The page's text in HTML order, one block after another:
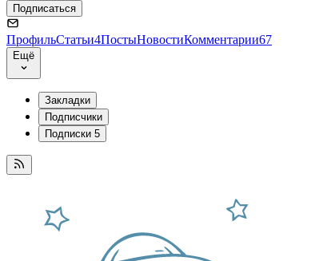
Подписаться
ПрофильСтатьи4ПостыНовостиКомментарии67
Ещё
Закладки
Подписчики
Подписки 5